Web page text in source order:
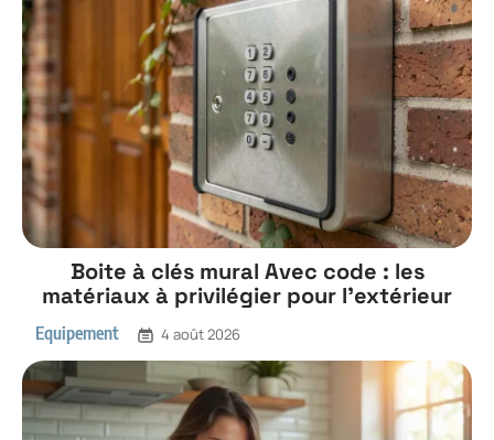
Boite à clés mural Avec code : les
matériaux à privilégier pour l’extérieur
Equipement 4 août 2026